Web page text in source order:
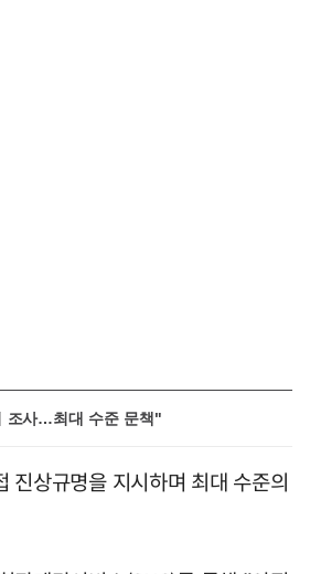
조사…최대 수준 문책"
진상규명을 지시하며 최대 수준의